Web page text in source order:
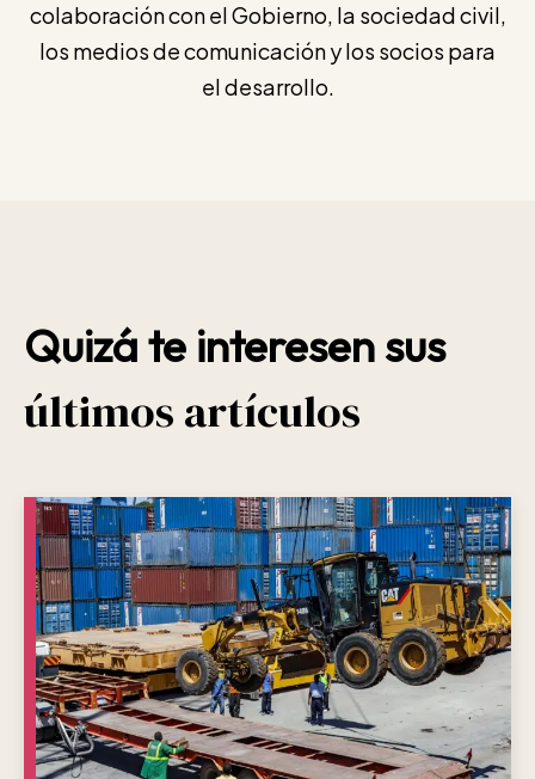
colaboración con el Gobierno, la sociedad civil,
los medios de comunicación y los socios para
el desarrollo.
Quizá te interesen sus
últimos artículos